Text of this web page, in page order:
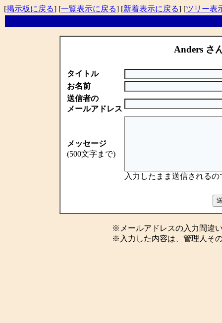
[掲示板に戻る] [一覧表示に戻る] [新着表示に戻る] [ツリー表
Anders さ
タイトル
お名前
送信者の
メールアドレス
メッセージ
(500文字まで)
入力したまま送信される
※メールアドレスの入力間違
※入力した内容は、管理人そ